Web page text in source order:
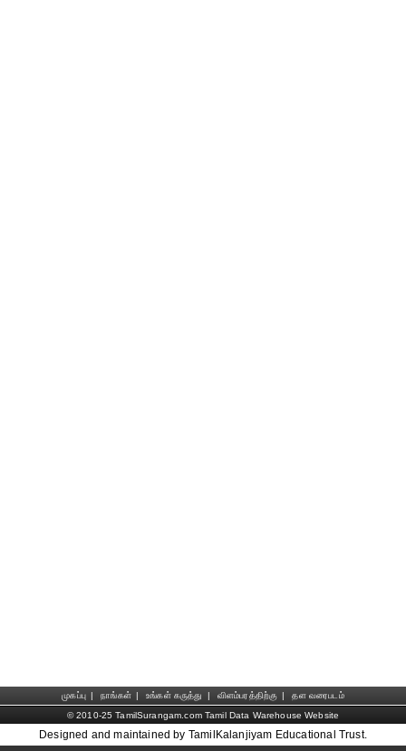
முகப்பு | நாங்கள் | உங்கள் கருத்து | விளம்பரத்திற்கு |
தள வரைபடம்
© 2010-25 TamilSurangam.com Tamil Data Warehouse Website
Designed and maintained by TamilKalanjiyam Educational Trust.